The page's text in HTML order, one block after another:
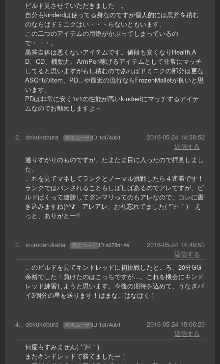
ビルド見させていただきました 。
自分もkinderdは使ってる身なのですが個人的には黒斧を積む
のならばドミニクはい・・・らないともいます。
この二つのアイテムの用途がかぶってしまっているの
で・・・。
黒斧自体は悪くないアイテムです。値段も安くなりHealth,A
D、CD、機動力、ArmPen稼げるアイテムとして非常にマッチ
してると思いますがもし積むのであればドミニクの部分は更な
ASCritのItem、PD...や最近の流行ならFrozenMalletが良いと思
います。
PDは非常に安く1v1の性能が高いkindredにマッチするアイテ
ムなのでお勧めしますよ～
2. dokukobura 匿名ユーザ ID:1df74db1
2016-05-24 14:38:52
返信する
通りすがりのものですが、たまたま目に入ったので拝見しまし
た。
これを見てマネしてランクとノーマル挑戦したら４連勝です！
ランクではバンされることもしばしばあるのでアレですが、ビ
ルドぱくって連勝してダンマリってのもアレなので、コレに書
き込みますね(^^♪ アレアレ、お礼忘れてました( *´艸｀) え
っと、ありがとー!!
3. inumoarukeba 匿名ユーザ ID:a678d14e
2016-05-24 14:49:53
返信する
このビルドを見てキンドレッドに初挑戦したところ、20分GG
余裕でした！負けたのはこっちですが…。これを機会にキンド
レッド練習しようと思います。今後の期待を込めて、うなぎパ
イ3個分の星を送ります！はまなこはなはく！
4. dokukobura 匿名ユーザ ID:1df74db1
2016-05-24 15:06:29
返信する
何度もすみません( *´艸｀)
またキンドレッドで勝てましたー！